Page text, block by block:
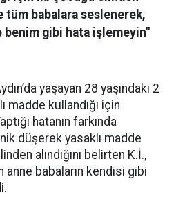
tüm babalara seslenerek,
gibi hata işlemeyin"
yaşayan 28 yaşındaki 2
madde kullandığı için
hatanın farkında
düşerek yasaklı madde
alındığını belirten K.İ.,
anne babaların kendisi gibi